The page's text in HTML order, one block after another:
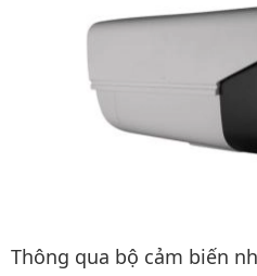
Thông qua bộ cảm biến